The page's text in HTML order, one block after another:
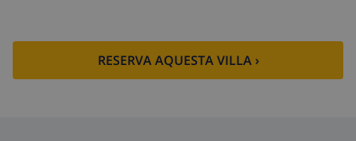
RESERVA AQUESTA VILLA ›